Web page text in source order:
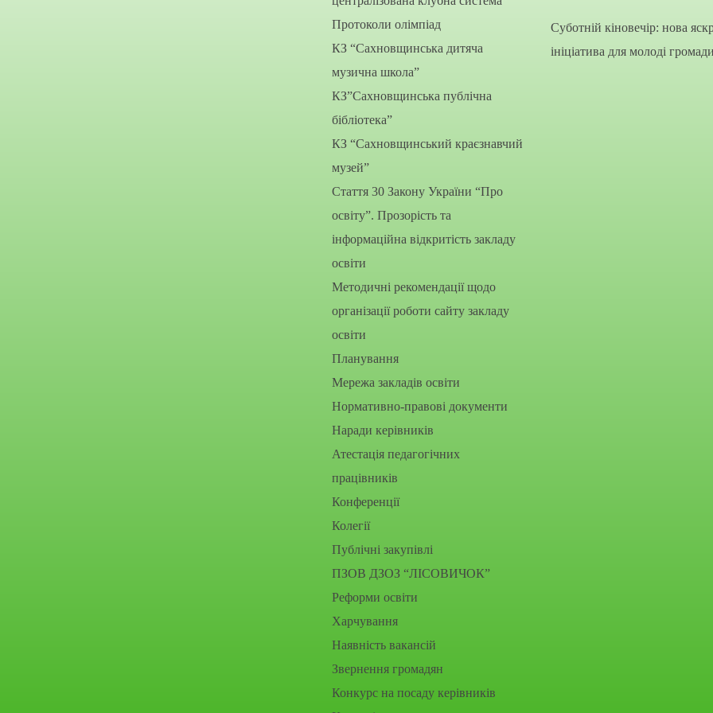
Протоколи олімпіад
КЗ “Сахновщинська дитяча
музична школа”
КЗ”Сахновщинська публічна
бібліотека”
КЗ “Сахновщинський краєзнавчий
музей”
Стаття 30 Закону України “Про
освіту”. Прозорість та
інформаційна відкритість закладу
освіти
Методичні рекомендації щодо
організації роботи сайту закладу
освіти
Планування
Мережа закладів освіти
Нормативно-правові документи
Наради керівників
Атестація педагогічних
працівників
Конференції
Колегії
Публічні закупівлі
ПЗОВ ДЗОЗ “ЛІСОВИЧОК”
Реформи освіти
Харчування
Наявність вакансій
Звернення громадян
Конкурс на посаду керівників
Суботній кіновечір: нова
ініціатива для молоді громади